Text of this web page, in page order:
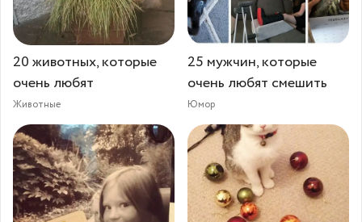
20 животных, которые
очень любят
Животные
25 мужчин, которые
очень любят смешить
Юмор